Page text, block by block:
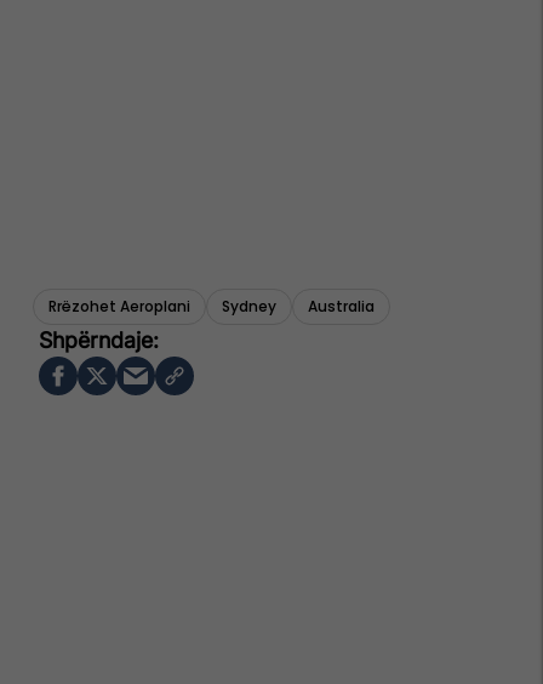
Rrëzohet Aeroplani Sydney Australia